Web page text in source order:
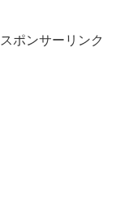
スポンサーリンク